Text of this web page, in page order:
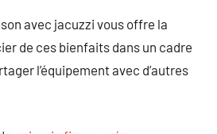
avec jacuzzi vous offre la
de ces bienfaits dans un cadre
l’équipement avec d’autres